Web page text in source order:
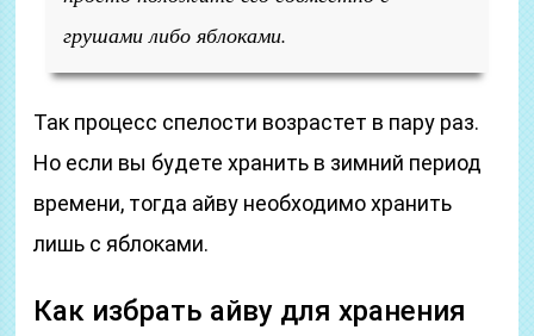
грушами либо яблоками.
Так процесс спелости возрастет в пару раз.
Но если вы будете хранить в зимний период
времени, тогда айву необходимо хранить
лишь с яблоками.
Как избрать айву для хранения